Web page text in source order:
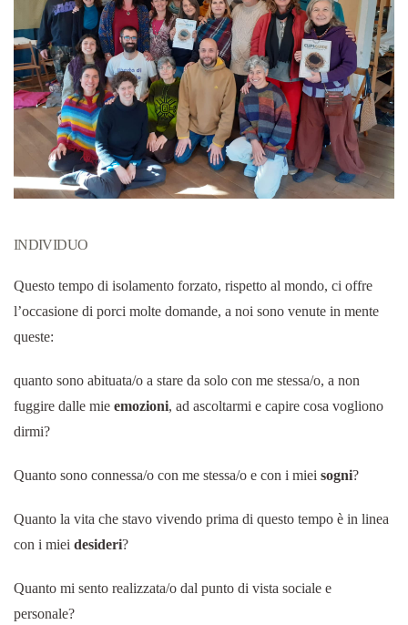
INDIVIDUO
Questo tempo di isolamento forzato, rispetto al mondo, ci offre
l’occasione di porci molte domande, a noi sono venute in mente
queste:
quanto sono abituata/o a stare da solo con me stessa/o, a non
fuggire dalle mie emozioni, ad ascoltarmi e capire cosa vogliono
dirmi?
Quanto sono connessa/o con me stessa/o e con i miei sogni?
Quanto la vita che stavo vivendo prima di questo tempo è in linea
con i miei desideri?
Quanto mi sento realizzata/o dal punto di vista sociale e
personale?